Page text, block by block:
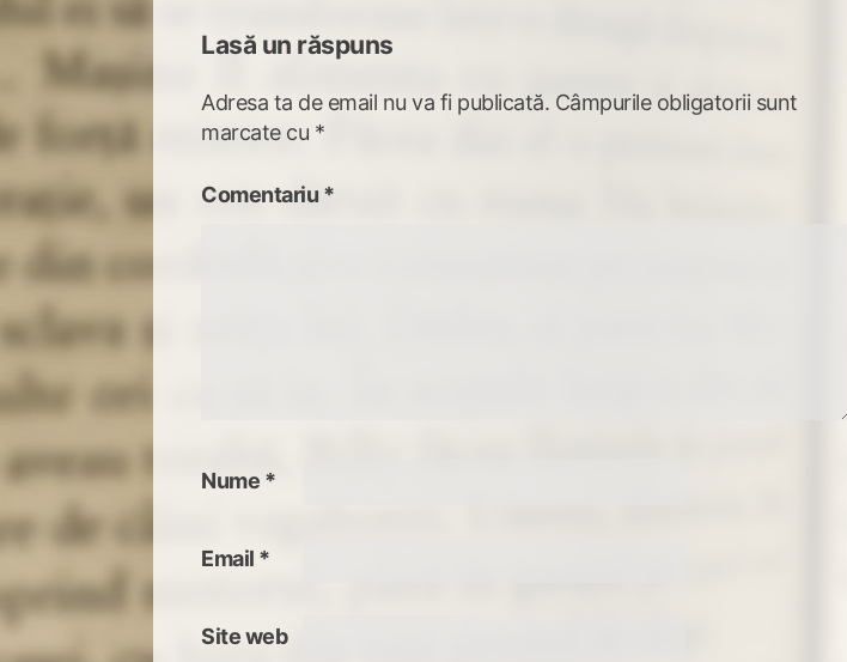
Lasă un răspuns
Adresa ta de email nu va fi publicată. Câmpurile obligatorii sunt
marcate cu *
Comentariu *
Nume *
Email *
Site web